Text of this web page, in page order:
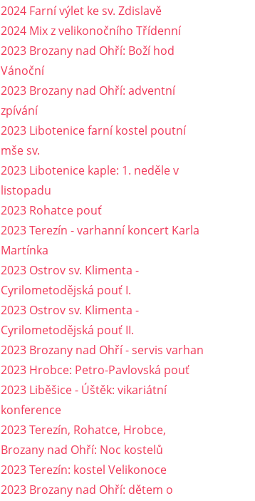
2024 Farní výlet ke sv. Zdislavě
2024 Mix z velikonočního Třídenní
2023 Brozany nad Ohří: Boží hod
Vánoční
2023 Brozany nad Ohří: adventní
zpívání
2023 Libotenice farní kostel poutní
mše sv.
2023 Libotenice kaple: 1. neděle v
listopadu
2023 Rohatce pouť
2023 Terezín - varhanní koncert Karla
Martínka
2023 Ostrov sv. Klimenta -
Cyrilometodějská pouť I.
2023 Ostrov sv. Klimenta -
Cyrilometodějská pouť II.
2023 Brozany nad Ohří - servis varhan
2023 Hrobce: Petro-Pavlovská pouť
2023 Liběšice - Úštěk: vikariátní
konference
2023 Terezín, Rohatce, Hrobce,
Brozany nad Ohří: Noc kostelů
2023 Terezín: kostel Velikonoce
2023 Brozany nad Ohří: dětem o